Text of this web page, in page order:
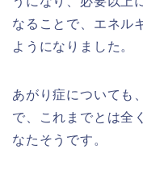
なることで、エネル
ようになりました。
あがり症についても
で、これまでとは全
なたそうです。